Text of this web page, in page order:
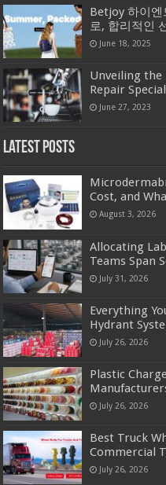
Betjoy 하이엔
로, 합리적인
June 18, 2025
Unveiling the
Repair
June 27, 2023
Latest Posts
Cost, and
August 3, 2026
Allocating
Teams Span
July 31, 2026
Everything
Hydrant
July 26, 2026
Plastic
July 26, 2026
Best Truck
Commercial
July 26, 2026